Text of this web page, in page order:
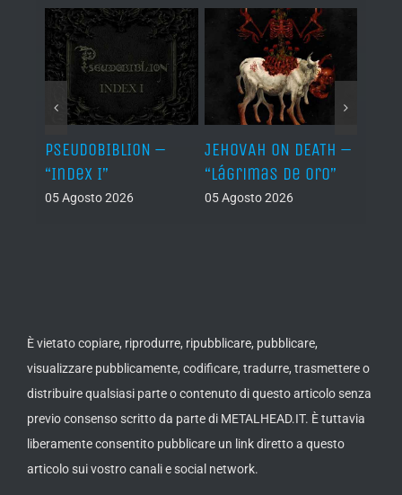
PSEUDOBIBLION –
“Index I”
05 Agosto 2026
JEHOVAH ON DEATH –
“Lágrimas de Oro”
05 Agosto 2026
È vietato copiare, riprodurre, ripubblicare, pubblicare,
visualizzare pubblicamente, codificare, tradurre, trasmettere o
distribuire qualsiasi parte o contenuto di questo articolo senza
previo consenso scritto da parte di METALHEAD.IT. È tuttavia
liberamente consentito pubblicare un link diretto a questo
articolo sui vostro canali e social network.